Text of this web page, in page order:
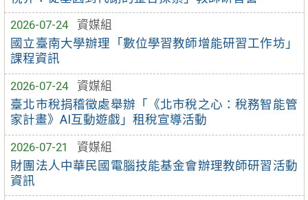
2026-07-24
資媒組
國立臺南大學辦理「數位學習教師增能研習工作坊」
課程資訊
2026-07-24
資媒組
臺北市稅捐稽徵處舉辦「《北市稅之心：稅務智能管
家計畫》AI互動遊戲」租稅宣導活動
2026-07-21
資媒組
財團法人中華民國電腦技能基金會辦理教師研習活動
資訊